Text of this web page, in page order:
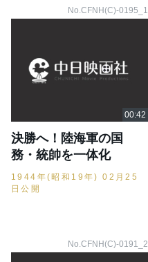
No.CFNH(C)-0195_1
決勝へ！陸海軍の国
務・統帥を一体化
1944年(昭和19年) 02月25
日公開
No.CFNH(C)-0191_2